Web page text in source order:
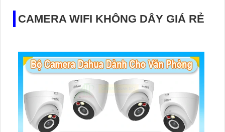
CAMERA WIFI KHÔNG DÂY GIÁ RẺ